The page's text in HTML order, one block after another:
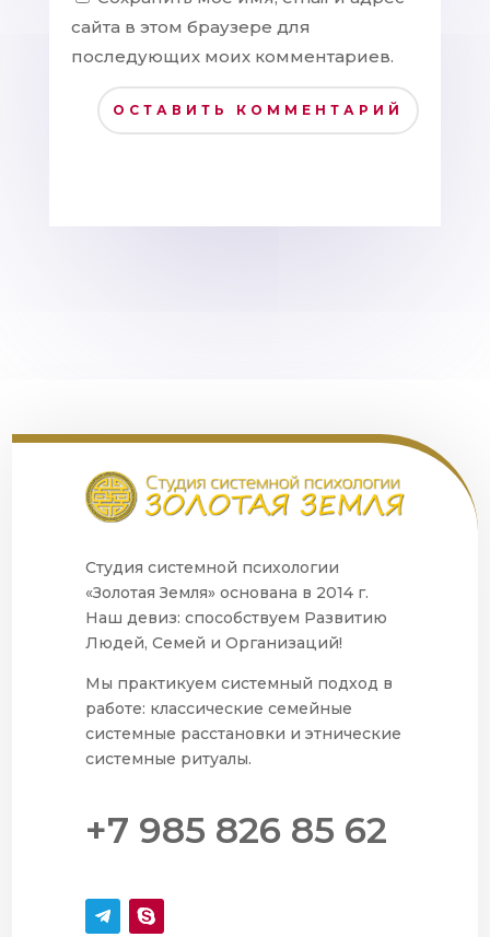
сайта в этом браузере для
последующих моих комментариев.
ОСТАВИТЬ КОММЕНТАРИЙ
Студия системной психологии
«Золотая Земля» основана в 2014 г.
Наш девиз: способствуем Развитию
Людей, Семей и Организаций!
Мы практикуем системный подход в
работе: классические семейные
системные расстановки и этнические
системные ритуалы.
+7 985 826 85 62